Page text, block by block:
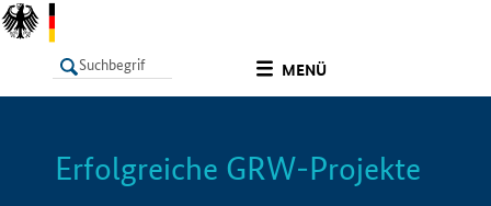
MENÜ
LISTE Info
Erfolgreiche GRW-Projekte